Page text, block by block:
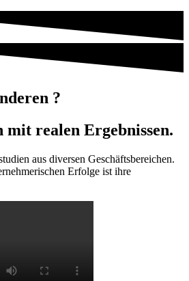
?
mit realen Ergebnissen.
aus diversen Geschäftsbereichen.
Erfolge ist ihre